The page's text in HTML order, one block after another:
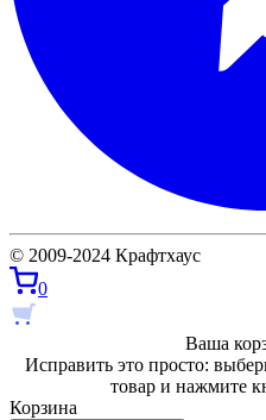
© 2009-2024 Крафтхаус
0
Ваша
Исправить это просто:
товар и нажмите
Корзина